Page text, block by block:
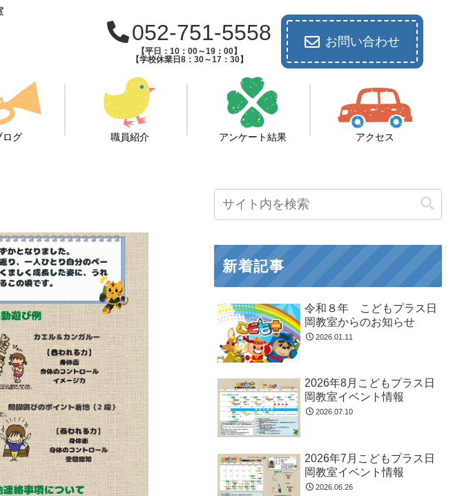
052-751-5558
【平日：10：00～19：00】
【学校休業日8：30～17：30】
お問い合わせ
ログ 職員紹介 アンケート結果 アクセス
新着記事
令和８年 こどもプラス日
岡教室からのお知らせ
2026.01.11
2026年8月こどもプラス日
岡教室イベント情報
2026.07.10
2026年7月こどもプラス日
岡教室イベント情報
2026.06.26